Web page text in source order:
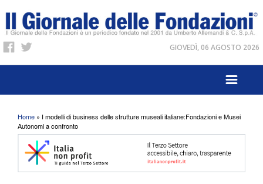
GIOVEDÌ, 06 AGOSTO 2026
Tu sei qui
Home » I modelli di business delle strutture museali italiane:Fondazioni e Musei
Autonomi a confronto